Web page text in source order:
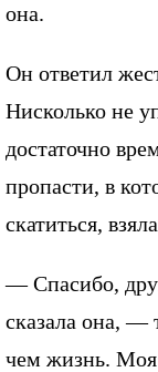
она.
Он ответил
Нисколько не
достаточно
пропасти, в
скатиться,
— Спасибо,
сказала она, —
чем жизнь. Моя